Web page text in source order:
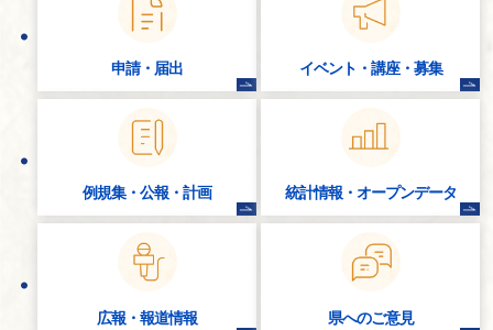
申請・届出 イベント・講座・ 募集
例規集・公報・計画 統計情報・ オープンデータ
広報・報道情報 県へのご意見